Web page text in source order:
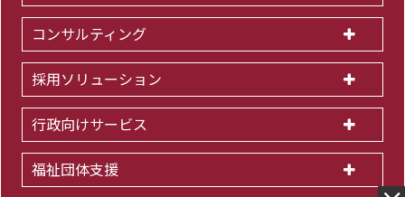
コンサルティング
採用ソリューション
行政向けサービス
福祉団体支援